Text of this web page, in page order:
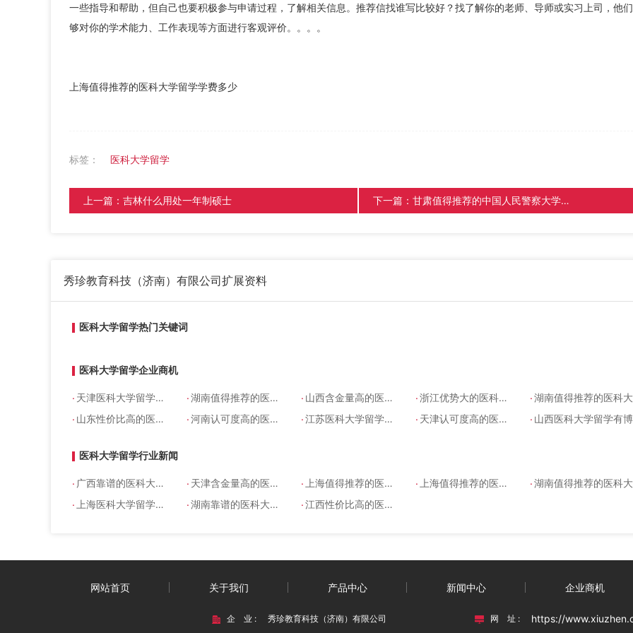
一些指导和帮助，但自己也要积极参与申请过程，了解相关信息。推荐信找谁写比较好？找了解你的老师、导师或实习上司，他
够对你的学术能力、工作表现等方面进行客观评价。。。。
上海值得推荐的医科大学留学学费多少
标签： 医科大学留学
上一篇： 吉林什么用处一年制硕士 下一篇： 甘肃值得推荐的中国人民警察大学自考本消防工程
秀珍教育科技（济南）有限公司扩展资料
医科大学留学热门关键词
医科大学留学企业商机
. 天津医科大学留学机构哪家靠谱 .湖南值得推荐的医科大学留学能专升本吗 . 山西含金量高的医科大学留学机构 .浙江优势大的医科大学留学机构哪个正规 .湖南值得推荐的医科大学留学能专升本吗
. 山东性价比高的医科大学留学要多少钱 .河南认可度高的医科大学留学机构哪家靠谱 .江苏医科大学留学能高起本吗 . 天津认可度高的医科大学留学是全日制吗 . 山西医科大学留学有博士吗
医科大学留学行业新闻
. 广西靠谱的医科大学留学能高起本吗 . 天津含金量高的医科大学留学机构 . 上海值得推荐的医科大学留学学费多少 . 上海值得推荐的医科大学留学学费多少 .湖南值得推荐的医科大学留学能专升本吗
. 上海医科大学留学机构哪个正规 .湖南靠谱的医科大学留学机构 .江西性价比高的医科大学留学学费多少
网站首页 关于我们 产品中心 新闻中心 企业商机
企 业 : 秀珍教育科技（济南）有限公司 网 址 : https://